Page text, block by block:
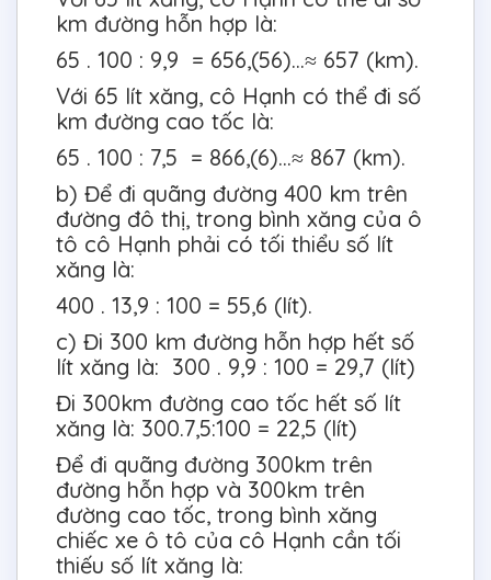
km đường hỗn hợp là:
65 . 100 : 9,9 = 656,(56)…≈ 657 (km).
Với 65 lít xăng, cô Hạnh có thể đi số
km đường cao tốc là:
65 . 100 : 7,5 = 866,(6)…≈ 867 (km).
b) Để đi quãng đường 400 km trên
đường đô thị, trong bình xăng của ô
tô cô Hạnh phải có tối thiểu số lít
xăng là:
400 . 13,9 : 100 = 55,6 (lít).
c) Đi 300 km đường hỗn hợp hết số
lít xăng là: 300 . 9,9 : 100 = 29,7 (lít)
Đi 300km đường cao tốc hết số lít
xăng là: 300.7,5:100 = 22,5 (lít)
Để đi quãng đường 300km trên
đường hỗn hợp và 300km trên
đường cao tốc, trong bình xăng
chiếc xe ô tô của cô Hạnh cần tối
thiếu số lít xăng là: